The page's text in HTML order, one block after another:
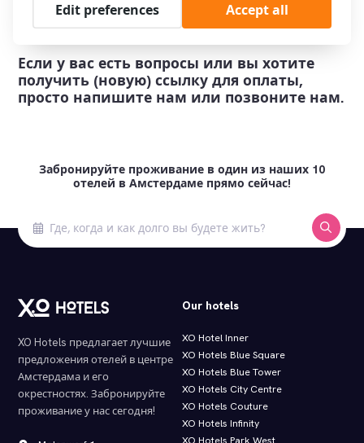
Что такое PayByLink?
Если у вас есть вопросы или вы хотите
получить (новую) ссылку для оплаты,
просто напишите нам или позвоните нам.
Забронируйте проживание в один из наших 10
отелей в Амстердаме прямо сейчас!
XO Hotels предлагает лучшие
предложения отелей в центре
Амстердама и его
окрестностях. Забронируйте
проживание у нас сегодня!
Our hotels
XO Hotel Inner
XO Hotels Blue Square
XO Hotels Blue Tower
XO Hotels City Centre
XO Hotels Couture
XO Hotels Infinity
XO Hotels Park West
Edit preferences Accept all